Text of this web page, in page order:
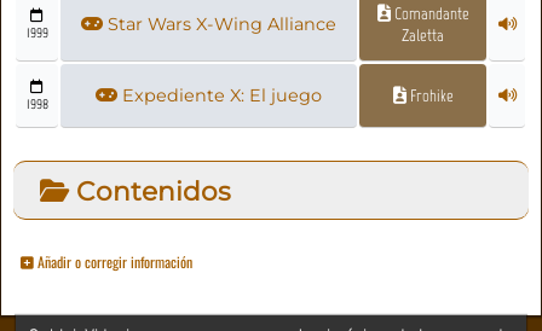
1999 Star Wars X-Wing Alliance
Comandante
Zaletta
1998 Expediente X: El juego Frohike
Contenidos
Añadir o corregir información